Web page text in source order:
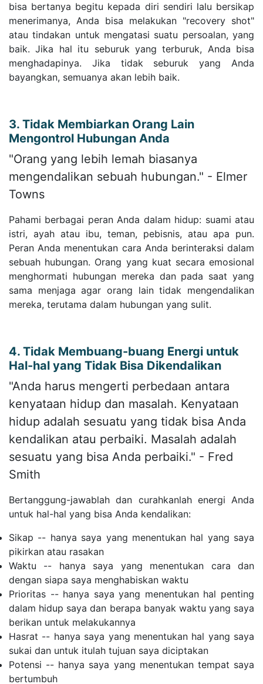
bisa bertanya begitu kepada diri sendiri lalu bersikap
menerimanya, Anda bisa melakukan "recovery shot"
atau tindakan untuk mengatasi suatu persoalan, yang
baik. Jika hal itu seburuk yang terburuk, Anda bisa
menghadapinya. Jika tidak seburuk yang Anda
bayangkan, semuanya akan lebih baik.
3. Tidak Membiarkan Orang Lain
Mengontrol Hubungan Anda
"Orang yang lebih lemah biasanya
mengendalikan sebuah hubungan." - Elmer
Towns
Pahami berbagai peran Anda dalam hidup: suami atau
istri, ayah atau ibu, teman, pebisnis, atau apa pun.
Peran Anda menentukan cara Anda berinteraksi dalam
sebuah hubungan. Orang yang kuat secara emosional
menghormati hubungan mereka dan pada saat yang
sama menjaga agar orang lain tidak mengendalikan
mereka, terutama dalam hubungan yang sulit.
4. Tidak Membuang-buang Energi untuk
Hal-hal yang Tidak Bisa Dikendalikan
"Anda harus mengerti perbedaan antara
kenyataan hidup dan masalah. Kenyataan
hidup adalah sesuatu yang tidak bisa Anda
kendalikan atau perbaiki. Masalah adalah
sesuatu yang bisa Anda perbaiki." - Fred
Smith
Bertanggung-jawablah dan curahkanlah energi Anda
untuk hal-hal yang bisa Anda kendalikan:
Sikap -- hanya saya yang menentukan hal yang saya
pikirkan atau rasakan
Waktu -- hanya saya yang menentukan cara dan
dengan siapa saya menghabiskan waktu
Prioritas -- hanya saya yang menentukan hal penting
dalam hidup saya dan berapa banyak waktu yang saya
berikan untuk melakukannya
Hasrat -- hanya saya yang menentukan hal yang saya
sukai dan untuk itulah tujuan saya diciptakan
Potensi -- hanya saya yang menentukan tempat saya
bertumbuh